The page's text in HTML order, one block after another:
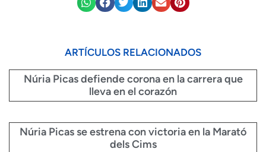
ARTÍCULOS RELACIONADOS
Núria Picas defiende corona en la carrera que
lleva en el corazón
Núria Picas se estrena con victoria en la Marató
dels Cims